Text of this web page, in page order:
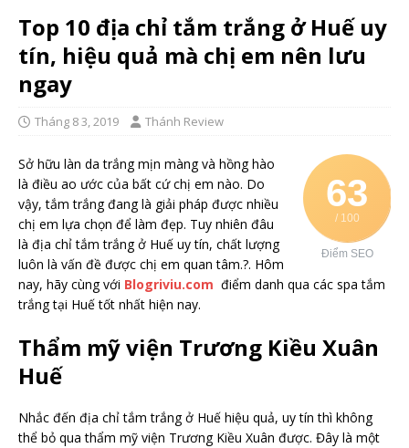
Top 10 địa chỉ tắm trắng ở Huế uy
tín, hiệu quả mà chị em nên lưu
ngay
Tháng 8 3, 2019 Thánh Review
63
/ 100
Điểm SEO
Sở hữu làn da trắng mịn màng và hồng hào
là điều ao ước của bất cứ chị em nào. Do
vậy, tắm trắng đang là giải pháp được nhiều
chị em lựa chọn để làm đẹp. Tuy nhiên đâu
là địa chỉ tắm trắng ở Huế uy tín, chất lượng
luôn là vấn đề được chị em quan tâm.?. Hôm
nay, hãy cùng với Blogriviu.com điểm danh qua các spa tắm
trắng tại Huế tốt nhất hiện nay.
Thẩm mỹ viện Trương Kiều Xuân
Huế
Nhắc đến địa chỉ tắm trắng ở Huế hiệu quả, uy tín thì không
thể bỏ qua thẩm mỹ viện Trương Kiều Xuân được. Đây là một